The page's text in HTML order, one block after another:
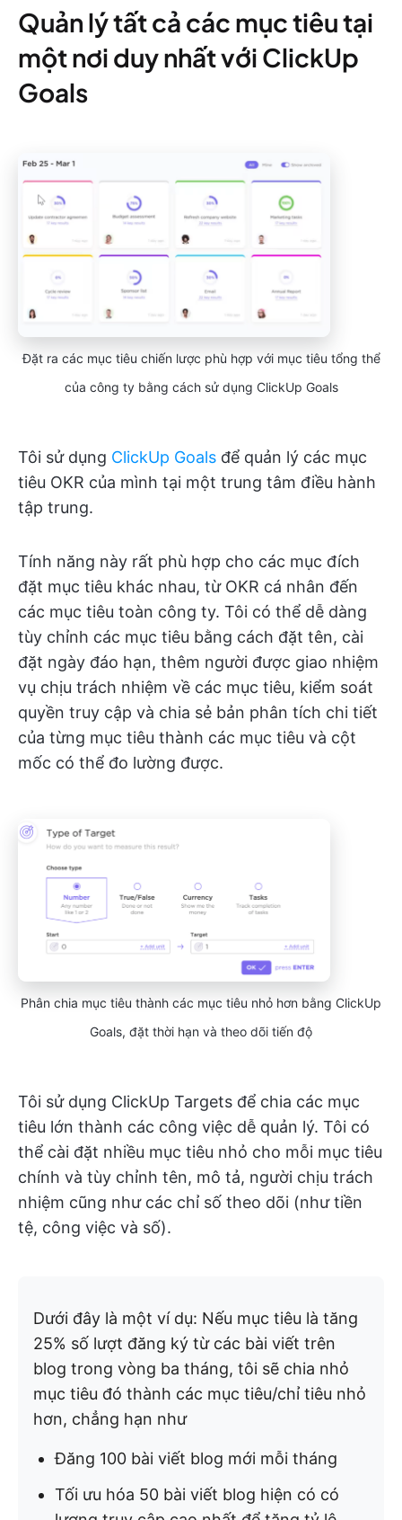
Quản lý tất cả các mục tiêu tại
một nơi duy nhất với ClickUp
Goals
Đặt ra các mục tiêu chiến lược phù hợp với mục tiêu tổng thể
của công ty bằng cách sử dụng ClickUp Goals
Tôi sử dụng ClickUp Goals để quản lý các mục
tiêu OKR của mình tại một trung tâm điều hành
tập trung.
Tính năng này rất phù hợp cho các mục đích
đặt mục tiêu khác nhau, từ OKR cá nhân đến
các mục tiêu toàn công ty. Tôi có thể dễ dàng
tùy chỉnh các mục tiêu bằng cách đặt tên, cài
đặt ngày đáo hạn, thêm người được giao nhiệm
vụ chịu trách nhiệm về các mục tiêu, kiểm soát
quyền truy cập và chia sẻ bản phân tích chi tiết
của từng mục tiêu thành các mục tiêu và cột
mốc có thể đo lường được.
Phân chia mục tiêu thành các mục tiêu nhỏ hơn bằng ClickUp
Goals, đặt thời hạn và theo dõi tiến độ
Tôi sử dụng ClickUp Targets để chia các mục
tiêu lớn thành các công việc dễ quản lý. Tôi có
thể cài đặt nhiều mục tiêu nhỏ cho mỗi mục tiêu
chính và tùy chỉnh tên, mô tả, người chịu trách
nhiệm cũng như các chỉ số theo dõi (như tiền
tệ, công việc và số).
Dưới đây là một ví dụ: Nếu mục tiêu là tăng
25% số lượt đăng ký từ các bài viết trên
blog trong vòng ba tháng, tôi sẽ chia nhỏ
mục tiêu đó thành các mục tiêu/chỉ tiêu nhỏ
hơn, chẳng hạn như
Đăng 100 bài viết blog mới mỗi tháng
Tối ưu hóa 50 bài viết blog hiện có có